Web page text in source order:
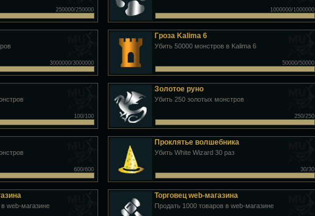
250000/250000 1000000/1000000
3000000/3000000
Гроза Kalima 6
Убить 50000 монстров в Kalima 6
50000/50000
100/100
Золотое руно
Убить 250 золотых монстров
250/250
600/600
Проклятье волшебника
Убить White Wizard 30 раз
30/30
web-магазине
Торговец web-магазина
Продать 1000 товаров в web-магазине